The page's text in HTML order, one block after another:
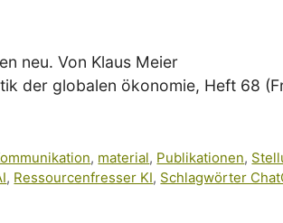
neu. Von Klaus Meier
der globalen ökonomie, Heft 68
, material, Publikationen,
, Ressourcenfresser KI , Schlagwörter